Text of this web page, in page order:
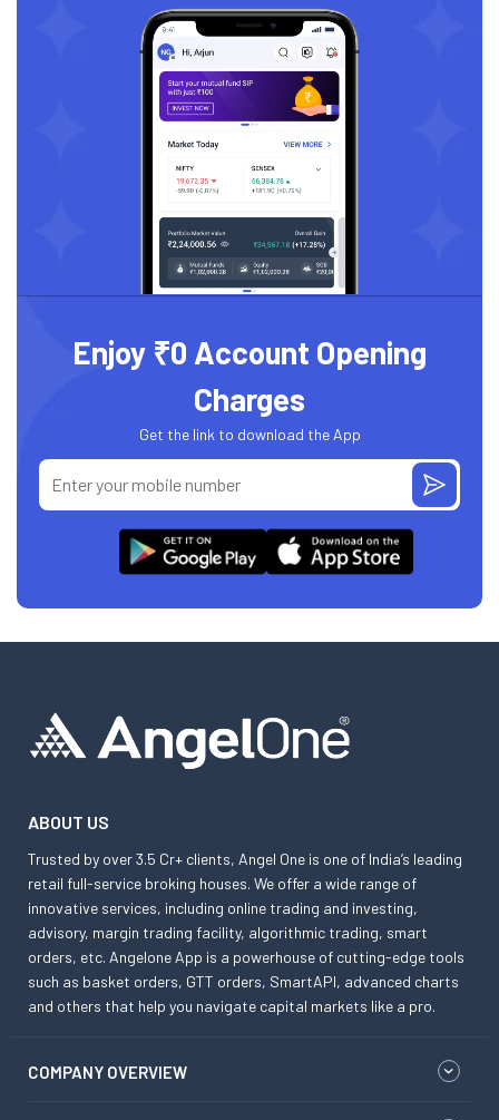
Enjoy ₹0 Account Opening
Charges
Get the link to download the App
ABOUT US
Trusted by over 3.5 Cr+ clients, Angel One is one of India’s leading
retail full-service broking houses. We offer a wide range of
innovative services, including online trading and investing,
advisory, margin trading facility, algorithmic trading, smart
orders, etc. Angelone App is a powerhouse of cutting-edge tools
such as basket orders, GTT orders, SmartAPI, advanced charts
and others that help you navigate capital markets like a pro.
COMPANY OVERVIEW